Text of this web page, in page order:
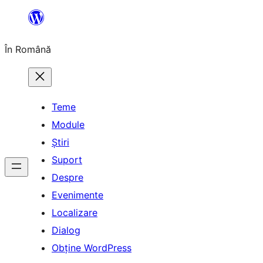
conținut
În Română
Teme
Module
Știri
Suport
Despre
Evenimente
Localizare
Dialog
Obține WordPress